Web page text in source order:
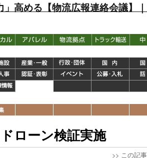
高める【物流広報連絡会議】
ローン検証実施
>> この記